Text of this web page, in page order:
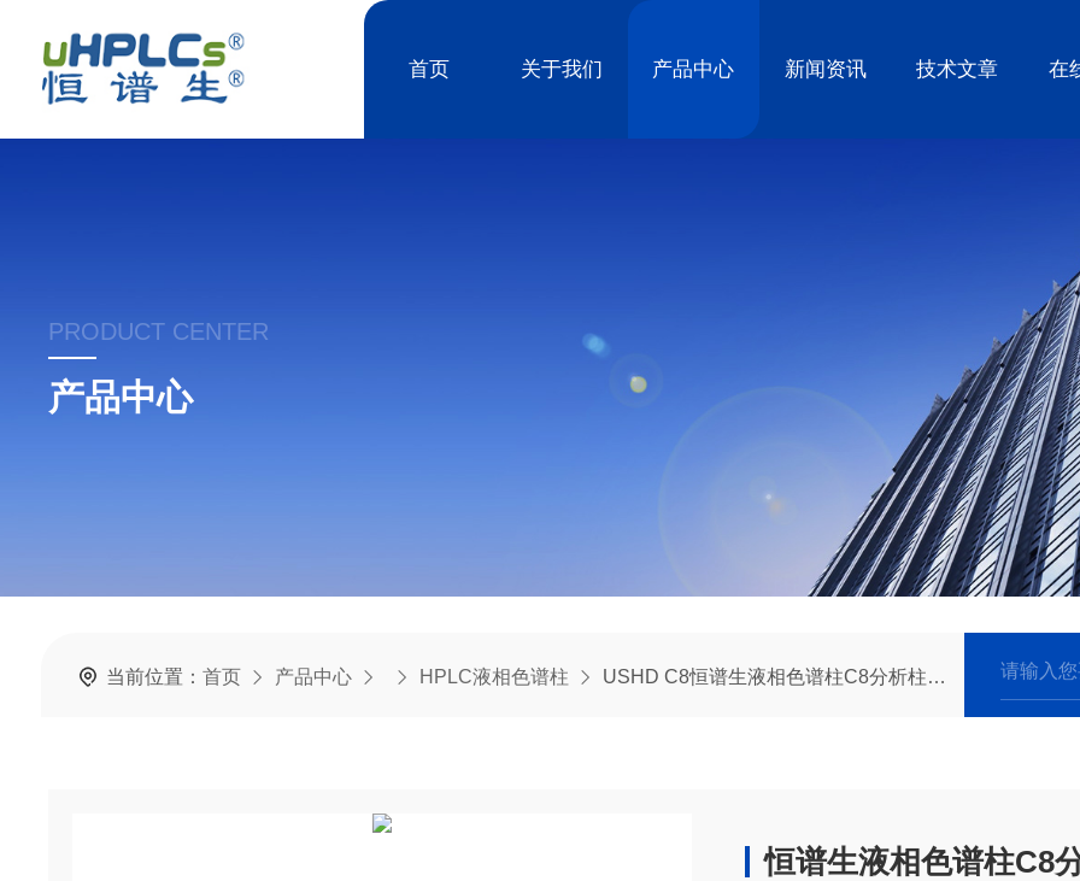
首页 关于我们 产品中心 新闻资讯 技术文章 在
PRODUCT CENTER
产品中心
当前位置： 首页 产品中心 HPLC液相色谱柱 USHD C8恒谱生液相色谱柱C8分析柱反相柱
恒谱生液相色谱柱C8